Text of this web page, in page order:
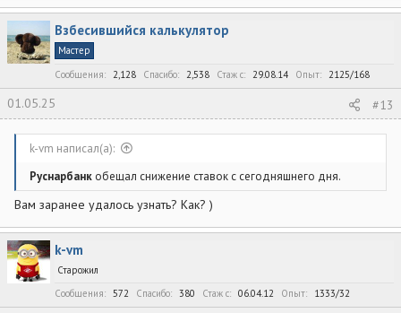
а
к
ц
и
и
Взбесившийся калькулятор
Мастер
Сообщения
2,128 Спасибо 2,538 Стаж c 29.08.14 Опыт 2125/168
01.05.25 #13
k-vm написал(а):
Руснарбанк обещал снижение ставок с сегодняшнего дня.
Вам заранее удалось узнать? Как? )
k-vm
Старожил
Сообщения
572 Спасибо 380 Стаж c 06.04.12 Опыт 1333/32